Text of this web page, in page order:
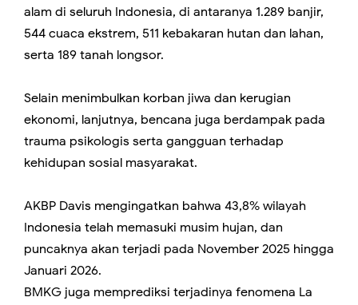
alam di seluruh Indonesia, di antaranya 1.289 banjir,
544 cuaca ekstrem, 511 kebakaran hutan dan lahan,
serta 189 tanah longsor.
Selain menimbulkan korban jiwa dan kerugian
ekonomi, lanjutnya, bencana juga berdampak pada
trauma psikologis serta gangguan terhadap
kehidupan sosial masyarakat.
AKBP Davis mengingatkan bahwa 43,8% wilayah
Indonesia telah memasuki musim hujan, dan
puncaknya akan terjadi pada November 2025 hingga
Januari 2026.
BMKG juga memprediksi terjadinya fenomena La